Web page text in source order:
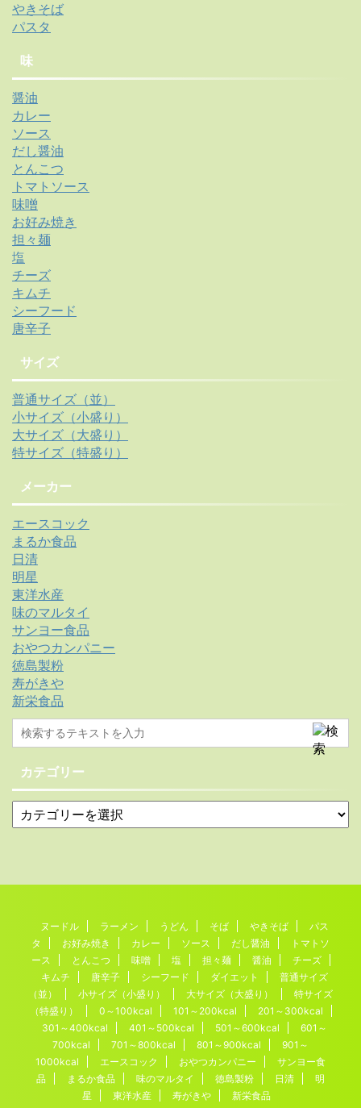
やきそば
パスタ
味
醤油
カレー
ソース
だし醤油
とんこつ
トマトソース
味噌
お好み焼き
担々麺
塩
チーズ
キムチ
シーフード
唐辛子
サイズ
普通サイズ（並）
小サイズ（小盛り）
大サイズ（大盛り）
特サイズ（特盛り）
メーカー
エースコック
まるか食品
日清
明星
東洋水産
味のマルタイ
サンヨー食品
おやつカンパニー
徳島製粉
寿がきや
新栄食品
カテゴリー
ヌードル ラーメン うどん そば やきそば
パス
タ
お好み焼き カレー ソース だし醤油
トマトソ
ース
とんこつ 味噌 塩 担々麺 醤油
チーズ
キムチ
唐辛子 シーフード ダイエット
普通サイズ
（並）
小サイズ（小盛り） 大サイズ（大盛り）
特サイズ
（特盛り）
0～100kcal 101～200kcal
201～300kcal
301～400kcal
401～500kcal 501～600kcal
601～
700kcal
701～800kcal 801～900kcal
901～
1000kcal
エースコック おやつカンパニー
サンヨー食
品
まるか食品 味のマルタイ 徳島製粉 日清
明
星
東洋水産 寿がきや 新栄食品